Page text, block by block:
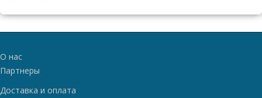
О нас
Партнеры
Доставка и оплата